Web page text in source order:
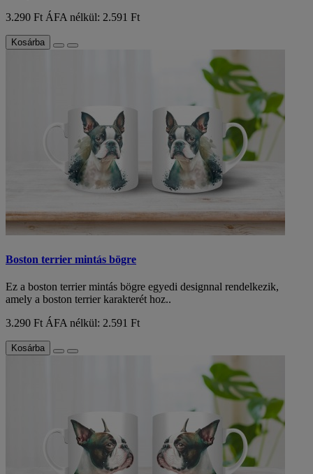
3.290 Ft ÁFA nélkül: 2.591 Ft
Kosárba
Boston terrier mintás bögre
Ez a boston terrier mintás bögre egyedi designnal rendelkezik,
amely a boston terrier karakterét hoz..
3.290 Ft ÁFA nélkül: 2.591 Ft
Kosárba